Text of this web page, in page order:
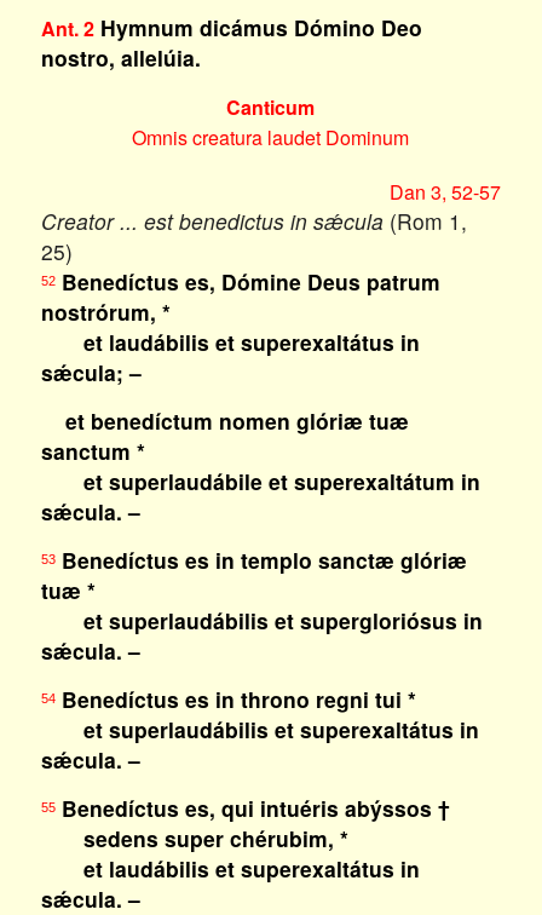
Ant. 2Hymnum dicámus Dómino Deo
nostro, allelúia.
Canticum
Omnis creatura laudet Dominum
Dan 3, 52-57
Creator ... est benedictus in sǽcula (Rom 1,
25)
52Benedíctus es, Dómine Deus patrum
nostrórum, *
et laudábilis et superexaltátus in
sǽcula; –
et benedíctum nomen glóriæ tuæ
sanctum *
et superlaudábile et superexaltátum in
sǽcula. –
53Benedíctus es in templo sanctæ glóriæ
tuæ *
et superlaudábilis et supergloriósus in
sǽcula. –
54Benedíctus es in throno regni tui *
et superlaudábilis et superexaltátus in
sǽcula. –
55Benedíctus es, qui intuéris abýssos †
sedens super chérubim, *
et laudábilis et superexaltátus in
sǽcula. –